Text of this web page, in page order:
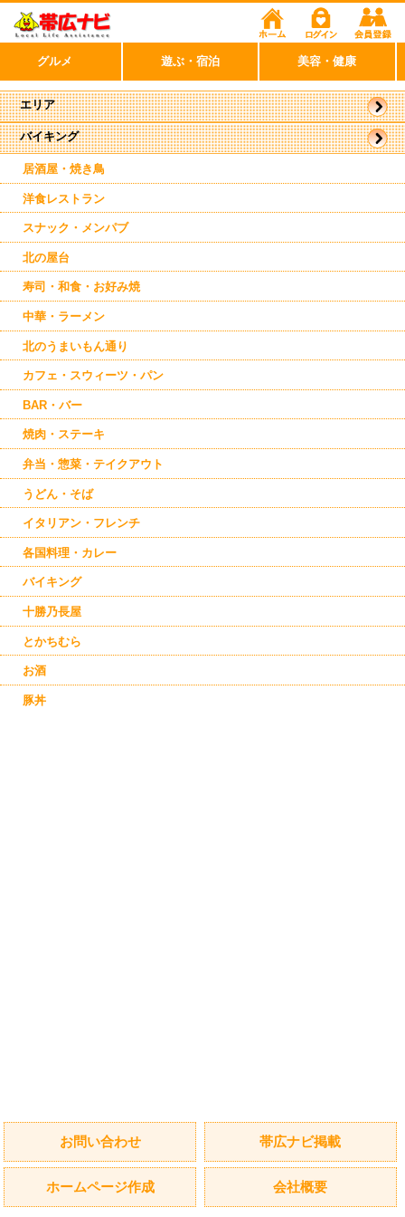
バイキング
居酒屋・焼き鳥
洋食レストラン
スナック・メンパブ
北の屋台
寿司・和食・お好み焼
中華・ラーメン
北のうまいもん通り
カフェ・スウィーツ・パン
BAR・バー
焼肉・ステーキ
弁当・惣菜・テイクアウト
うどん・そば
イタリアン・フレンチ
各国料理・カレー
バイキング
十勝乃長屋
とかちむら
お酒
豚丼
エリア
音更
グルメ 遊ぶ・宿泊 美容・健康
お問い合わせ 帯広ナビ掲載
ホームページ作成 会社概要